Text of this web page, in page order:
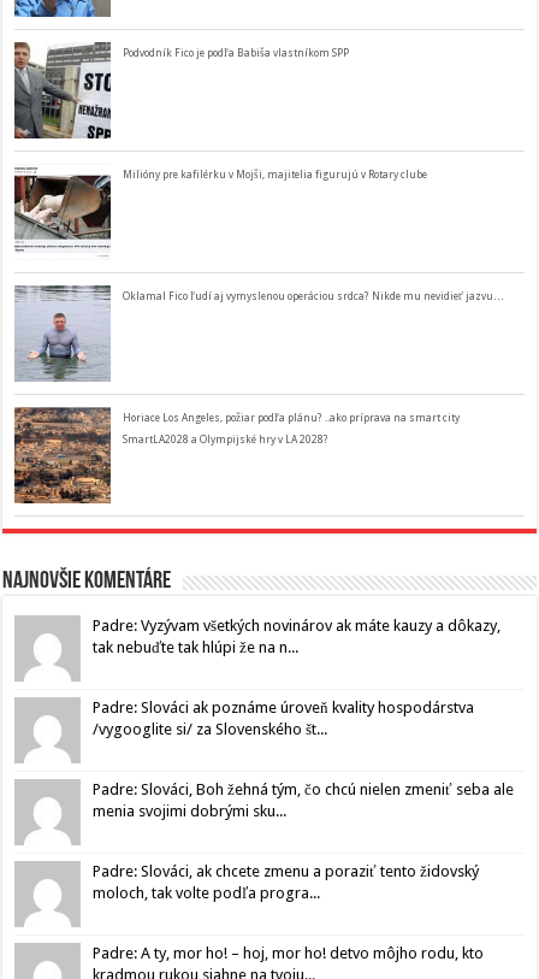
Podvodník Fico je podľa Babiša vlastníkom SPP
Milióny pre kafilérku v Mojši, majitelia figurujú v Rotary clube
Oklamal Fico ľudí aj vymyslenou operáciou srdca? Nikde mu nevidieť jazvu…
Horiace Los Angeles, požiar podľa plánu? ..ako príprava na smart city
SmartLA2028 a Olympijské hry v LA 2028?
Najnovšie komentáre
Padre: Vyzývam všetkých novinárov ak máte kauzy a dôkazy,
tak nebuďte tak hlúpi že na n...
Padre: Slováci ak poznáme úroveň kvality hospodárstva
/vygooglite si/ za Slovenského št...
Padre: Slováci, Boh žehná tým, čo chcú nielen zmeniť seba ale
menia svojimi dobrými sku...
Padre: Slováci, ak chcete zmenu a poraziť tento židovský
moloch, tak volte podľa progra...
Padre: A ty, mor ho! – hoj, mor ho! detvo môjho rodu, kto
kradmou rukou siahne na tvoju...